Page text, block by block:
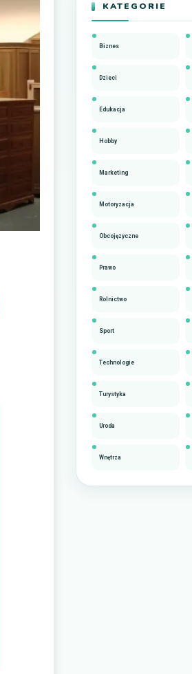
KATEGORIE
Biznes
Dzieci
Edukacja
Hobby
Marketing
Motoryzacja
Obcojęzyczne
Prawo
Rolnictwo
Sport
Technologie
Turystyka
Uroda
Wnętrza